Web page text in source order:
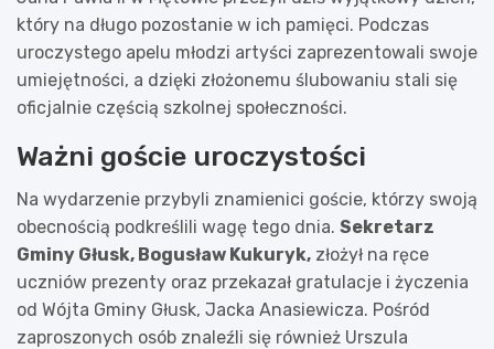
który na długo pozostanie w ich pamięci. Podczas
uroczystego apelu młodzi artyści zaprezentowali swoje
umiejętności, a dzięki złożonemu ślubowaniu stali się
oficjalnie częścią szkolnej społeczności.
Ważni goście uroczystości
Na wydarzenie przybyli znamienici goście, którzy swoją
obecnością podkreślili wagę tego dnia. Sekretarz
Gminy Głusk, Bogusław Kukuryk, złożył na ręce
uczniów prezenty oraz przekazał gratulacje i życzenia
od Wójta Gminy Głusk, Jacka Anasiewicza. Pośród
zaproszonych osób znaleźli się również Urszula